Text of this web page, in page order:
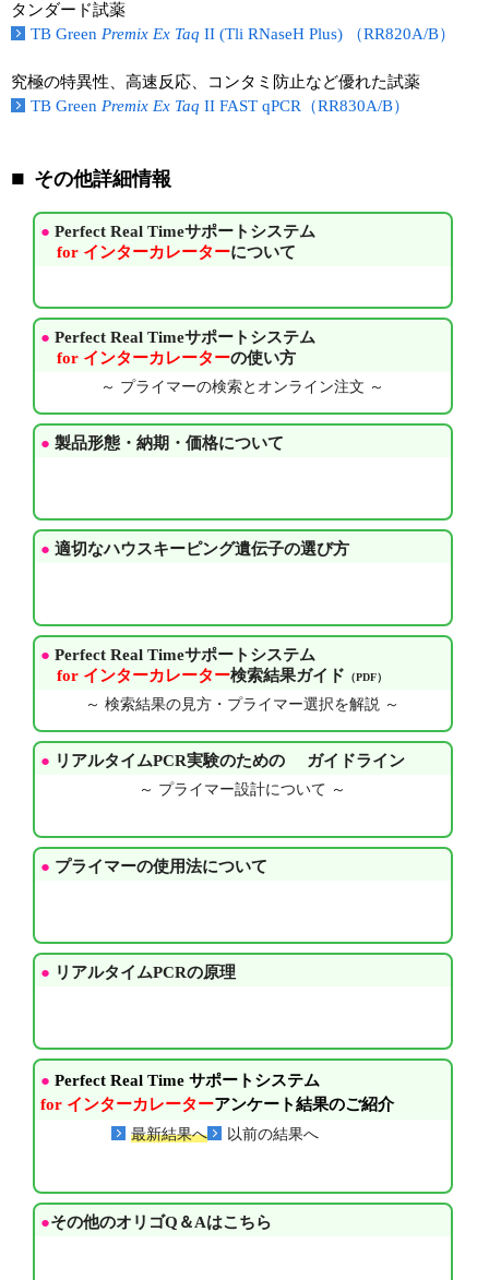
タンダード試薬
TB Green Premix Ex Taq II (Tli RNaseH Plus) （RR820A/B）
究極の特異性、高速反応、コンタミ防止など優れた試薬
TB Green Premix Ex Taq II FAST qPCR（RR830A/B）
その他詳細情報
● Perfect Real Timeサポートシステム
for インターカレーターについて
● Perfect Real Timeサポートシステム
for インターカレーターの使い方
～ プライマーの検索とオンライン注文 ～
● 製品形態・納期・価格について
● 適切なハウスキーピング遺伝子の選び方
● Perfect Real Timeサポートシステム
for インターカレーター検索結果ガイド （PDF）
～ 検索結果の見方・プライマー選択を解説 ～
● リアルタイムPCR実験のための ガイドライン
～ プライマー設計について ～
● プライマーの使用法について
● リアルタイムPCRの原理
● Perfect Real Time サポートシステム
for インターカレーターアンケート結果のご紹介
最新結果へ 以前の結果へ
●その他のオリゴQ＆Aはこちら